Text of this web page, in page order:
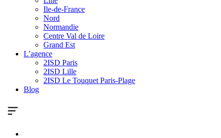
Ile-de-France
Nord
Normandie
Centre Val de Loire
Grand Est
L’agence
2ISD Paris
2ISD Lille
2ISD Le Touquet Paris-Plage
Blog